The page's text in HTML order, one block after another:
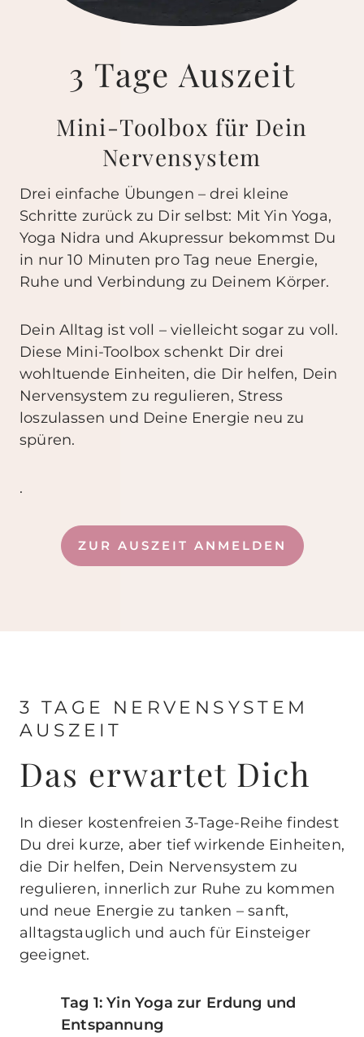
3 Tage Auszeit
Mini-Toolbox für Dein
Nervensystem
Drei einfache Übungen – drei kleine
Schritte zurück zu Dir selbst: Mit Yin Yoga,
Yoga Nidra und Akupressur bekommst Du
in nur 10 Minuten pro Tag neue Energie,
Ruhe und Verbindung zu Deinem Körper.
Dein Alltag ist voll – vielleicht sogar zu voll.
Diese Mini-Toolbox schenkt Dir drei
wohltuende Einheiten, die Dir helfen, Dein
Nervensystem zu regulieren, Stress
loszulassen und Deine Energie neu zu
spüren.
.
ZUR AUSZEIT ANMELDEN
3 TAGE NERVENSYSTEM
AUSZEIT
Das erwartet Dich
In dieser kostenfreien 3-Tage-Reihe findest
Du drei kurze, aber tief wirkende Einheiten,
die Dir helfen, Dein Nervensystem zu
regulieren, innerlich zur Ruhe zu kommen
und neue Energie zu tanken – sanft,
alltagstauglich und auch für Einsteiger
geeignet.
Tag 1: Yin Yoga zur Erdung und
Entspannung